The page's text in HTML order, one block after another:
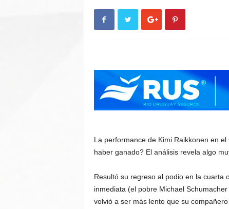
La performance de Kimi Raikkonen en
haber ganado? El análisis revela algo
Resultó su regreso al podio en la cuarta
inmediata (el pobre Michael
volvió a ser más lento que su